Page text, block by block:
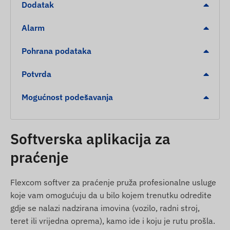
Sadržaj pakiranja
JUNEO TK906-SA 4G LTE GPS lokator za bicikl
Klin za pričvršćivanje
SIM igla
Uvjeti korištenja
Za normalan rad uređaja potrebna je aktivna veza
sa satelitskim sustavima pozicioniranja i
mobilnom mrežom. Time se omogućuje
prikupljanje podataka, prijenos i komunikacija s
vlasnikovim telefonom ili centralnim sustavom
Dodatak
Alarm
Pohrana podataka
Potvrda
Mogućnost podešavanja
Softverska aplikacija za
praćenje
Flexcom softver za praćenje pruža profesionalne usluge
koje vam omogućuju da u bilo kojem trenutku odredite
gdje se nalazi nadzirana imovina (vozilo, radni stroj,
teret ili vrijedna oprema), kamo ide i koju je rutu prošla.